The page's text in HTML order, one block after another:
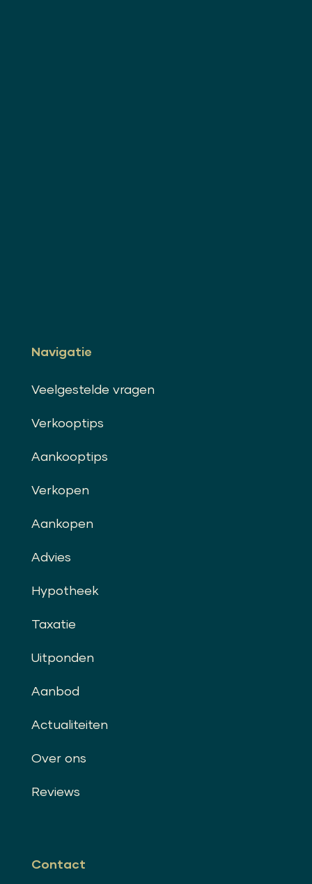
Navigatie
Veelgestelde vragen
Verkooptips
Aankooptips
Verkopen
Aankopen
Advies
Hypotheek
Taxatie
Uitponden
Aanbod
Actualiteiten
Over ons
Reviews
Contact